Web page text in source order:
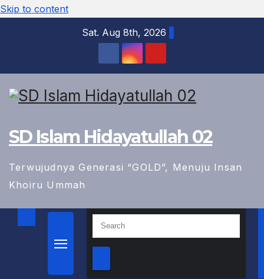
Skip to content
Sat. Aug 8th, 2026
SD Islam Hidayatullah 02
Terwujudnya Generasi “GOLD”, Menuju Insan
Khoiru Ummah